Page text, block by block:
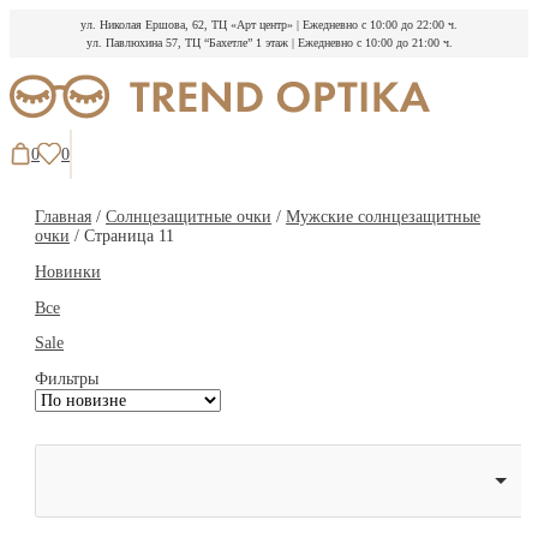
ул. Николая Ершова, 62, ТЦ «Арт центр» | Ежедневно с 10:00 до 22:00 ч.
ул. Павлюхина 57, ТЦ “Бахетле” 1 этаж | Ежедневно с 10:00 до 21:00 ч.
к
содержимому
0 0
Главная /Солнцезащитные очки /Мужские солнцезащитные
очки / Страница 11
Новинки
Все
Sale
Фильтры